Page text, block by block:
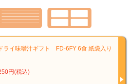
ライ味噌汁ギフト FD-6FY 6食 紙袋入り
円(税込)